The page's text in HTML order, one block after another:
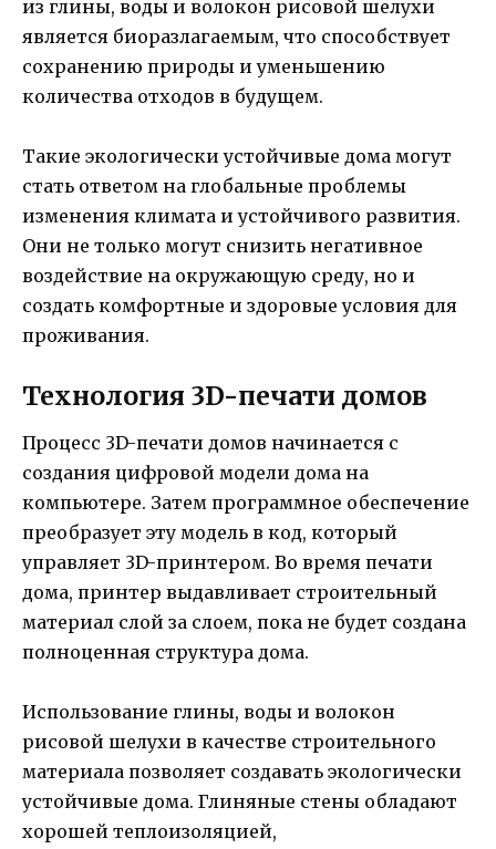
из глины, воды и волокон рисовой шелухи
является биоразлагаемым, что способствует
сохранению природы и уменьшению
количества отходов в будущем.
Такие экологически устойчивые дома могут
стать ответом на глобальные проблемы
изменения климата и устойчивого развития.
Они не только могут снизить негативное
воздействие на окружающую среду, но и
создать комфортные и здоровые условия для
проживания.
Технология 3D-печати домов
Процесс 3D-печати домов начинается с
создания цифровой модели дома на
компьютере. Затем программное обеспечение
преобразует эту модель в код, который
управляет 3D-принтером. Во время печати
дома, принтер выдавливает строительный
материал слой за слоем, пока не будет создана
полноценная структура дома.
Использование глины, воды и волокон
рисовой шелухи в качестве строительного
материала позволяет создавать экологически
устойчивые дома. Глиняные стены обладают
хорошей теплоизоляцией,